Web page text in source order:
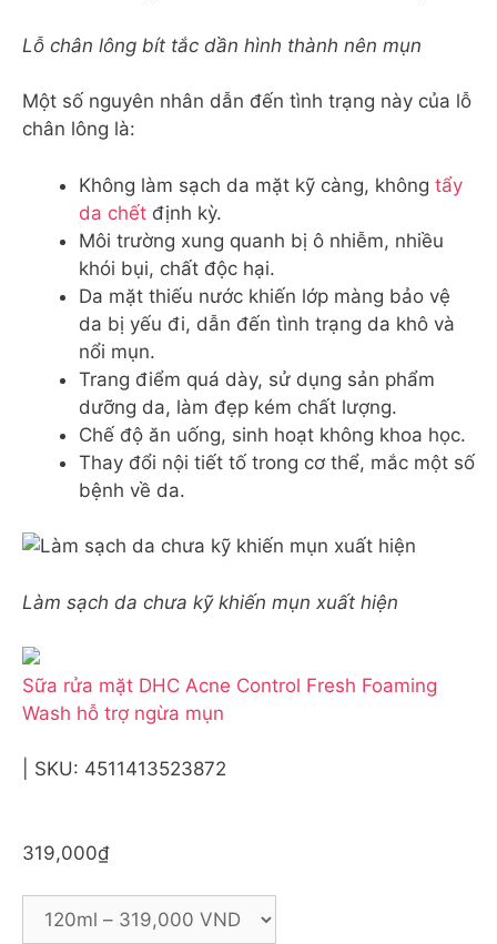
Lỗ chân lông bít tắc dần hình thành nên mụn
Một số nguyên nhân dẫn đến tình trạng này của lỗ
chân lông là:
Không làm sạch da mặt kỹ càng, không tẩy
da chết định kỳ.
Môi trường xung quanh bị ô nhiễm, nhiều
khói bụi, chất độc hại.
Da mặt thiếu nước khiến lớp màng bảo vệ
da bị yếu đi, dẫn đến tình trạng da khô và
nổi mụn.
Trang điểm quá dày, sử dụng sản phẩm
dưỡng da, làm đẹp kém chất lượng.
Chế độ ăn uống, sinh hoạt không khoa học.
Thay đổi nội tiết tố trong cơ thể, mắc một số
bệnh về da.
Làm sạch da chưa kỹ khiến mụn xuất hiện
Sữa rửa mặt DHC Acne Control Fresh Foaming
Wash hỗ trợ ngừa mụn
| SKU: 4511413523872
319,000₫